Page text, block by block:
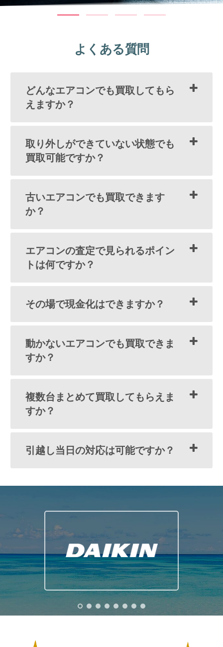
よくある質問
どんなエアコンでも買取してもら
えますか？
取り外しができていない状態でも
買取可能ですか？
古いエアコンでも買取できます
か？
エアコンの査定で見られるポイン
トは何ですか？
その場で現金化はできますか？
動かないエアコンでも買取できま
すか？
複数台まとめて買取してもらえま
すか？
引越し当日の対応は可能ですか？